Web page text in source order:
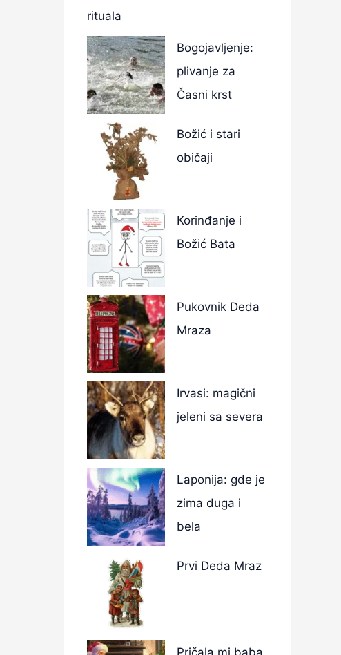
rituala
Bogojavljenje:
plivanje za
Časni krst
Božić i stari
običaji
Korinđanje i
Božić Bata
Pukovnik Deda
Mraza
Irvasi: magični
jeleni sa severa
Laponija: gde je
zima duga i
bela
Prvi Deda Mraz
Pričala mi baba